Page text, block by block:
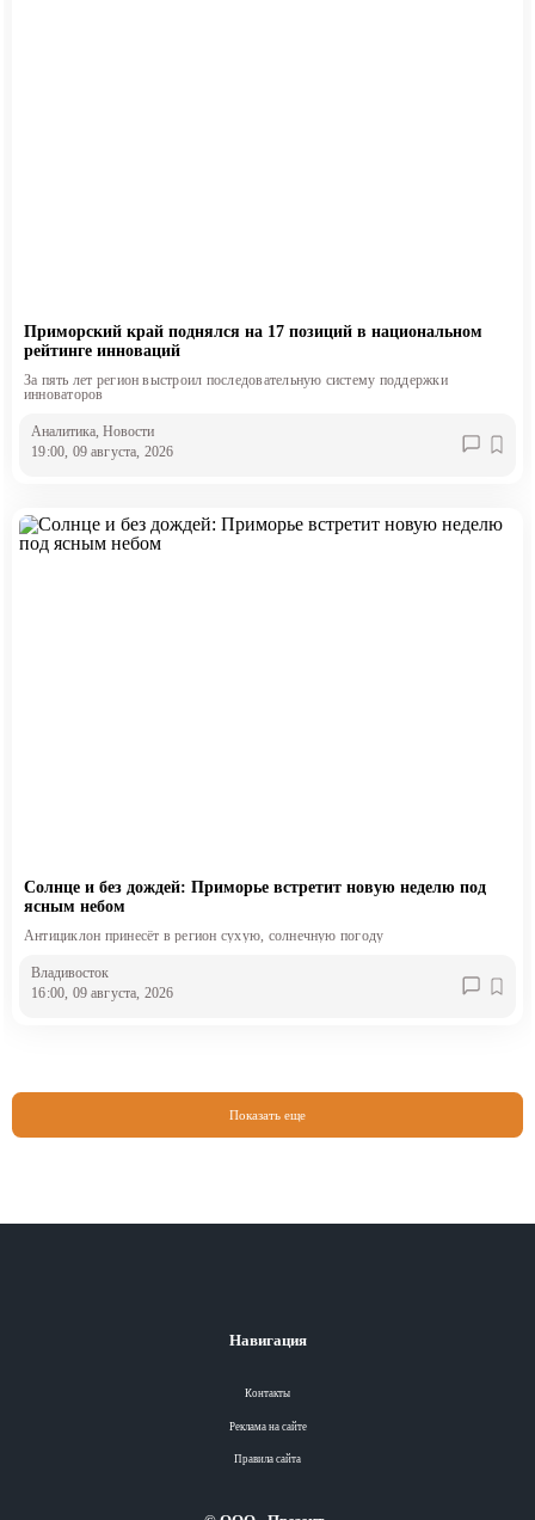
Приморский край поднялся на 17 позиций в национальном
рейтинге инноваций
За пять лет регион выстроил последовательную систему поддержки
инноваторов
Аналитика, Новости
19:00, 09 августа, 2026
Солнце и без дождей: Приморье встретит новую неделю под
ясным небом
Антициклон принесёт в регион сухую, солнечную погоду
Владивосток
16:00, 09 августа, 2026
Показать еще
Навигация
Контакты
Реклама на сайте
Правила сайта